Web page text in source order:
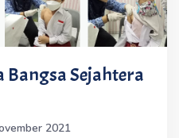
Bangsa Sejahtera
2021